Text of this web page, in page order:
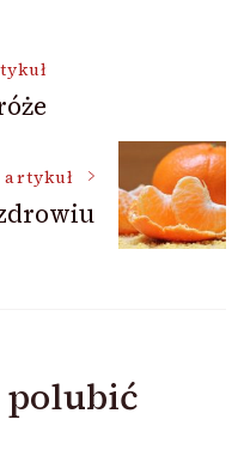
artykuł
polubić